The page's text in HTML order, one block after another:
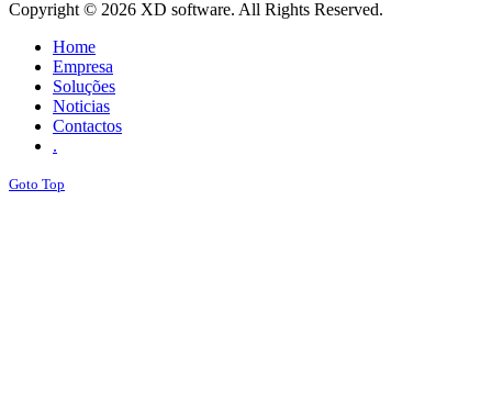
Copyright © 2026 XD software. All Rights Reserved.
Home
Empresa
Soluções
Noticias
Contactos
.
Goto Top